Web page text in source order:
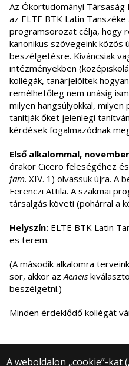
Az Ókortudományi
az ELTE BTK Latin
programsorozat célja, hogy
kanonikus szövegeink közös
beszélgetésre. Kíváncsiak
intézményekben
kollégák, tanárjelöltek
remélhetőleg nem unásig
milyen hangsúlyokkal,
tanítják őket jelenlegi
kérdések fogalmazódnak
Első alkalommal,
órakor Cicero feleségéhez
fam. XIV. 1) olvassuk újra. A
Ferenczi Attila. A szakmai
társalgás követi (pohárral a
Helyszín: ELTE BTK Latin
es terem.
(A második alkalomra
sor, akkor azAeneis
beszélgetni.)
Minden érdeklődő kollégát
A weboldalon „cookie”-kat